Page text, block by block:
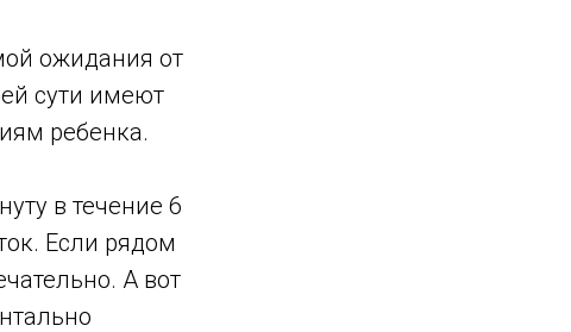
ожидания от
сути имеют
ребенка.
в течение 6
Если рядом
А вот